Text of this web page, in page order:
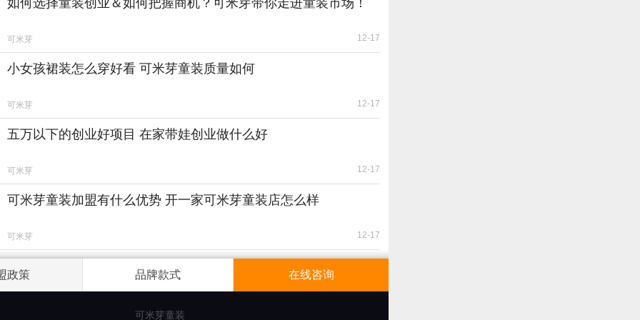
如何选择童装创业＆如何把握商机？可米芽带你走进童装市场！
可米芽 12-17
小女孩裙装怎么穿好看 可米芽童装质量如何
可米芽 12-17
五万以下的创业好项目 在家带娃创业做什么好
可米芽 12-17
可米芽童装加盟有什么优势 开一家可米芽童装店怎么样
可米芽 12-17
政策 品牌款式 在线咨询
可米芽童装